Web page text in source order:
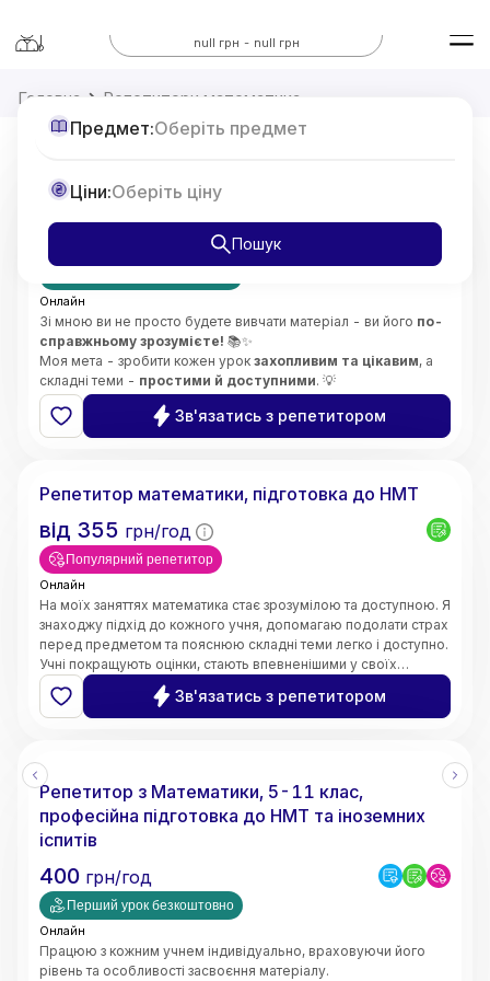
null грн - null грн
Предмет:Оберіть предмет
Ціни:Оберіть ціну
Пошук
Головна Репетитори математика
Репетитор з Математики 7-11 класи,
Онлайн
Зі мною ви не просто будете вивчати матеріал - ви його по-
справжньому зрозумієте! 📚✨
Моя мета - зробити кожен урок захопливим та цікавим, а
складні теми - простими й доступними. 💡
Особливу увагу приділяю
концепцій
і розвиткулогічного мислення. 🧠🔍
Викладаюбез стресу, підтримую та мотивую учнів,
Зв'язатись з репетитором
Репетитор математики, підготовка до НМТ
від 355 грн/год
Популярний репетитор
Онлайн
На моїх заняттях математика стає зрозумілою та доступною. Я
знаходжу підхід до кожного учня, допомагаю подолати страх
перед предметом та пояснюю складні теми легко і доступно.
Учні покращують оцінки, стають впевненішими у своїх
знаннях і починають розуміти математику, а не просто
заучувати.
Зв'язатись з репетитором
Репетитор з Математики, 5-11 клас,
професійна підготовка до НМТ та іноземних
іспитів
400 грн/год
Перший урок безкоштовно
Онлайн
Працюю з кожним учнем індивідуально, враховуючи його
рівень та особливості засвоєння матеріалу.